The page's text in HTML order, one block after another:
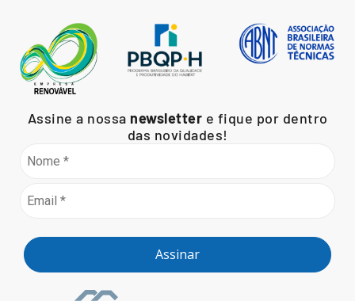
Assine a nossa newsletter e fique por dentro
das novidades!
Assinar